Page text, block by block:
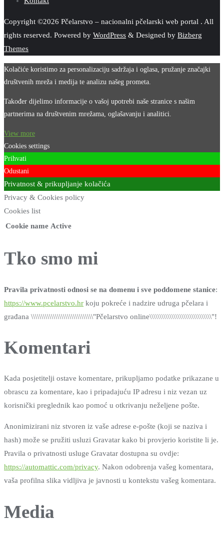
Copyright ©2026 Pčelarstvo – nacionalni pčelarski web portal . All
rights reserved. Powered by WordPress & Designed by Bizberg
Themes
Kolačiće koristimo za personalizaciju sadržaja i oglasa, pružanje značajki
društvenih mreža i medija te analizu našeg prometa.
Također dijelimo informacije o vašoj upotrebi naše stranice s našim
partnerima na društvenim mrežama, oglašavanju i analitici.
View more
Cookies settings
Prihvati
Odustani
Privatnost & prikupljanje kolačića
Privacy & Cookies policy
Cookies list
Cookie name Active
Tko smo mi
Pravila privatnosti odnosi se na domenu i sve poddomene stanice:
https://www.pcelarstvo.hr koju pokreće i nadzire udruga pčelara i
građana \\\\\\\\\\\\\\\\\\\\\\\\\\\\\\\"Pčelarstvo online\\\\\\\\\\\\\\\\\\\\\\\\\\\\\\\"!
Komentari
Kada posjetitelji ostave komentare, prikupljamo podatke prikazane u
obrascu za komentare, kao i pripadajuću IP adresu i niz vezan uz
korisnički preglednik kao pomoć u otkrivanju neželjene pošte.
Anonimizirani niz stvoren iz vaše adrese e-pošte (koji se naziva i
hash) može se pružiti usluzi Gravatar kako bi provjerio koristite li je.
Pravila o privatnosti usluge Gravatar dostupna su ovdje:
https://automattic.com/privacy. Nakon odobrenja vašeg komentara,
vaša profilna slika vidljiva je javnosti u kontekstu vašeg komentara.
Media